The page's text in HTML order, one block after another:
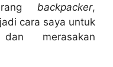
backpacker,
cara saya untuk
merasakan